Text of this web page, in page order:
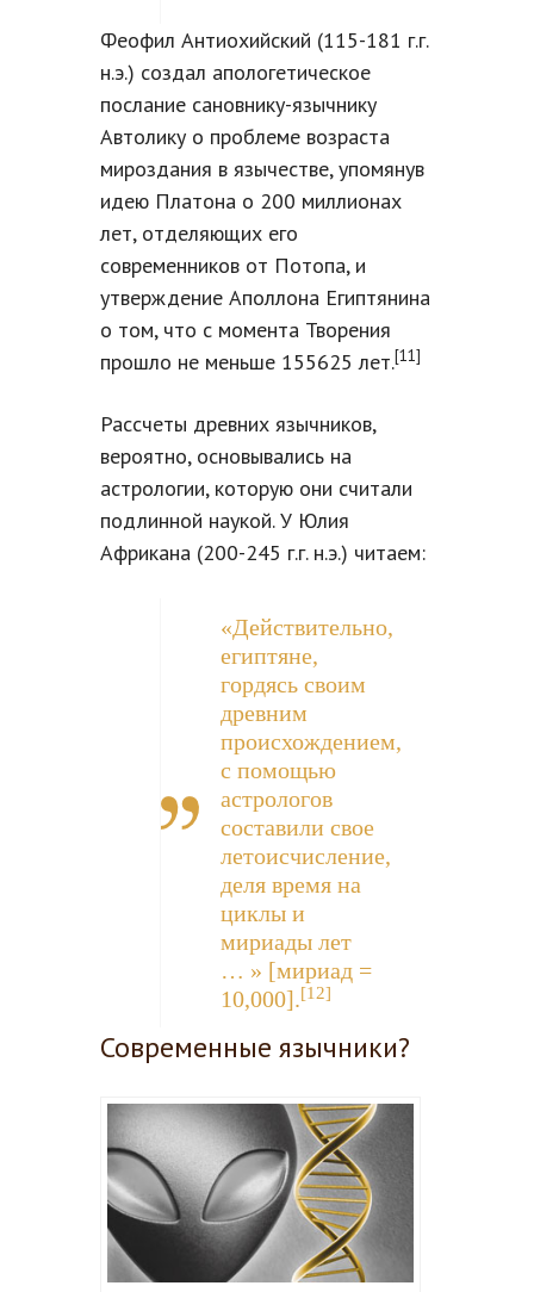
Феофил Антиохийский (115-181 г.г.
н.э.) создал апологетическое
послание сановнику-язычнику
Автолику о проблеме возраста
мироздания в язычестве, упомянув
идею Платона о 200 миллионах
лет, отделяющих его
современников от Потопа, и
утверждение Аполлона Египтянина
о том, что с момента Творения
прошло не меньше 155625 лет.[11]
Рассчеты древних язычников,
вероятно, основывались на
астрологии, которую они считали
подлинной наукой. У Юлия
Африкана (200-245 г.г. н.э.) читаем:
«Действительно,
египтяне,
гордясь своим
древним
происхождением,
с помощью
астрологов
составили свое
летоисчисление,
деля время на
циклы и
мириады лет
… » [мириад =
10,000].[12]
Современные язычники?